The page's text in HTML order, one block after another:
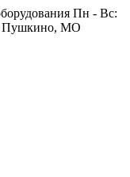
Пн - Вс:
Пушкино, МО